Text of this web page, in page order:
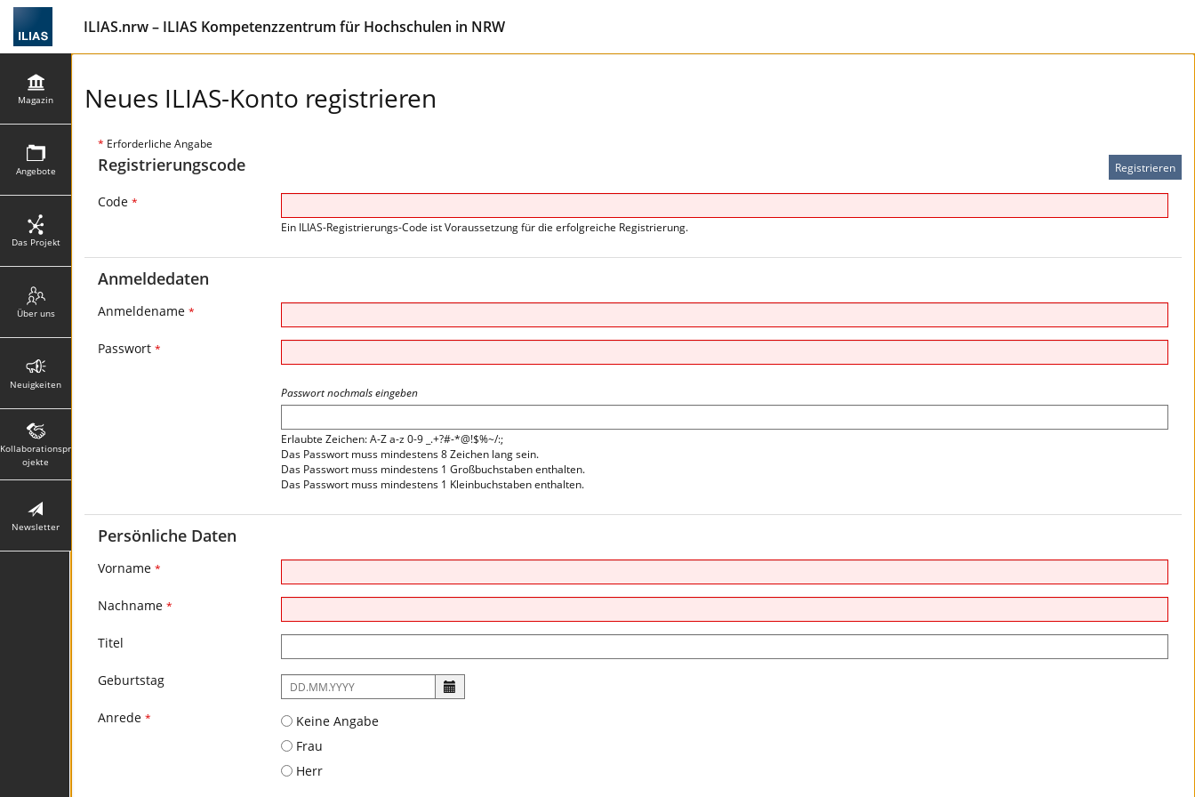
ILIAS.nrw – ILIAS Kompetenzzentrum für Hochschulen in NRW
Magazin
Angebote
Das Projekt
Über uns
Neuigkeiten
Kollaborationspr
ojekte
Newsletter
Neues ILIAS-Konto registrieren
* Erforderliche Angabe
Registrierungscode
Code *
Ein ILIAS-Registrierungs-Code ist Voraussetzung für die erfolgreiche Registrierung.
Anmeldedaten
Anmeldename *
Passwort *
Passwort nochmals eingeben
Erlaubte Zeichen: A-Z a-z 0-9 _.+?#-*@!$%~/:;
Das Passwort muss mindestens 8 Zeichen lang sein.
Das Passwort muss mindestens 1 Großbuchstaben enthalten.
Das Passwort muss mindestens 1 Kleinbuchstaben enthalten.
Persönliche Daten
Vorname *
Nachname *
Titel
Geburtstag
Es
ist
folgendes
gefordert:
DD.MM.YYYY
Anrede *
Keine Angabe
Frau
Herr